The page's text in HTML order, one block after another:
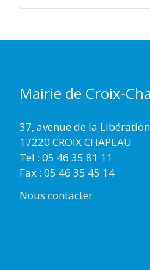
Mairie de Croix-
37, avenue de la Libération
17220 CROIX CHAPEAU
Tel : 05 46 35 81 11
Fax : 05 46 35 45 14
Nous contacter